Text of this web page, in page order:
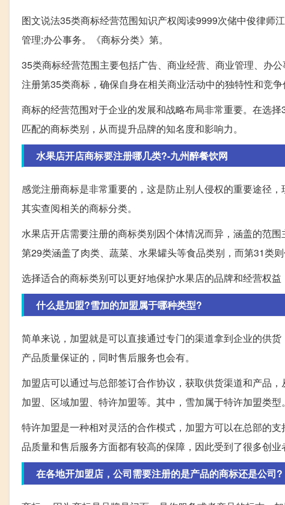
图文说法35类商标经营范围知识产权阅读9999次储中俊律师
管理;办公事务。《商标分类》第。
35类商标经营范围主要包括广告、商业经营、商业管理、办
注册第35类商标，确保自身在相关商业活动中的独特性和竞争
商标的经营范围对于企业的发展和战略布局非常重要。在选
匹配的商标类别，从而提升品牌的知名度和影响力。
水果店开店商标要注册哪几类?-九州醉餐饮网
感觉注册商标是非常重要的，这是防止别人侵权的重要途径
其实查阅相关的商标分类。
水果店开店需要注册的商标类别因个体情况而异，涵盖的范
第29类涵盖了肉类、蔬菜、水果罐头等食品类别，而第31类则
选择适合的商标类别可以更好地保护水果店的品牌和经营权
什么是加盟?雪加的加盟属于哪种类型?
简单来说，加盟就是可以直接通过专门的渠道拿到企业的供
产品质量保证的，同时售后服务也会有。
加盟店可以通过与总部签订合作协议，获取供货渠道和产品
加盟、区域加盟、特许加盟等。其中，雪加属于特许加盟类型。
特许加盟是一种相对灵活的合作模式，加盟方可以在总部的
品质量和售后服务方面都有较高的保障，因此受到了很多创业
在各地开加盟店，公司需要注册的是产品的商标还是公司?